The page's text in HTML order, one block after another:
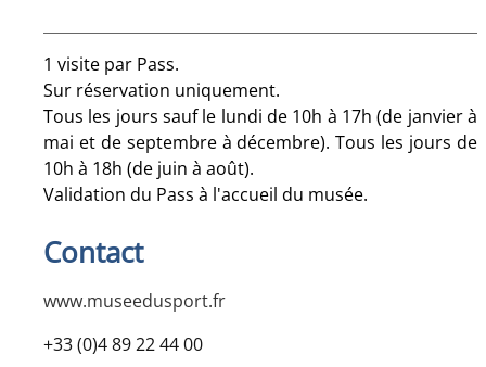
1 visite par Pass.
Sur réservation uniquement.
Tous les jours sauf le lundi de 10h à 17h (de janvier à
mai et de septembre à décembre). Tous les jours de
10h à 18h (de juin à août).
Validation du Pass à l'accueil du musée.
Contact
www.museedusport.fr
+33 (0)4 89 22 44 00